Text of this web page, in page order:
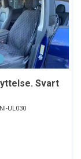
Svart
UL030